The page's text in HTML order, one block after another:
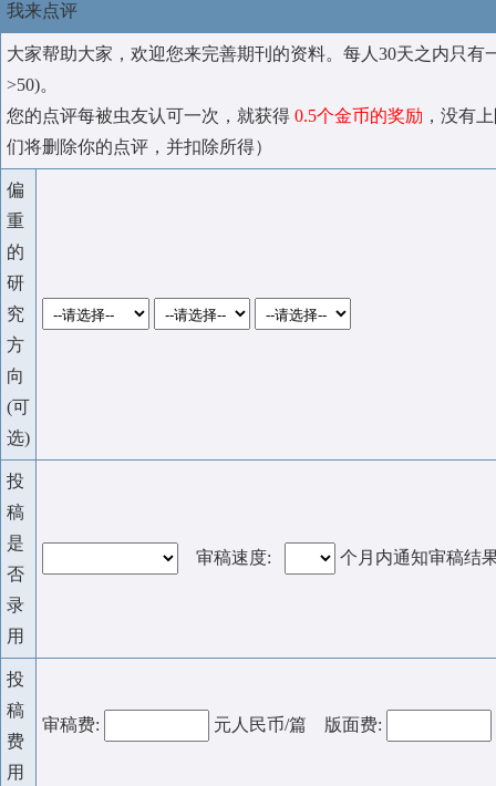
我来点评
大家帮助大家，欢迎您来完善期刊的资料。每人30天之内只有
>50)。
您的点评每被虫友认可一次，就获得 0.5个金币的奖励 ，没有
们将删除你的点评，并扣除所得）
偏
重
的
研
究
方
向
(可
选)
投
稿
是
否
录
用
审稿速度: 个月内通知审稿结
投
稿
费
用
审稿费: 元人民币/篇 版面费: